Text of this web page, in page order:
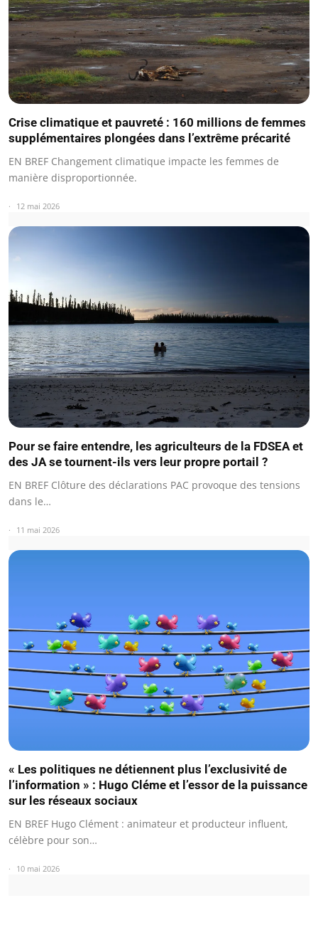
Crise climatique et pauvreté : 160 millions de femmes
supplémentaires plongées dans l’extrême précarité
EN BREF Changement climatique impacte les femmes de
manière disproportionnée.
12 mai 2026
Pour se faire entendre, les agriculteurs de la FDSEA et
des JA se tournent-ils vers leur propre portail ?
EN BREF Clôture des déclarations PAC provoque des tensions
dans le…
11 mai 2026
« Les politiques ne détiennent plus l’exclusivité de
l’information » : Hugo Cléme et l’essor de la puissance
sur les réseaux sociaux
EN BREF Hugo Clément : animateur et producteur influent,
célèbre pour son…
10 mai 2026